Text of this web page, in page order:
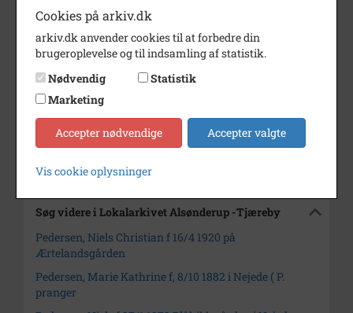
Årstal
1949
Dateringsnote
1949
Fotograf
Ukendt
Arkiv
Lokalarkivet Alsønderup -
Tjæreby
Kontakt arkivet
Søg videre i Lokalarkivet Alsønderup -Tjæreby
Pedersen, Niels Christian f 16/4 1920 på
Ærtelandsgården
Pedersen, Marie Kathrine f, 8/10 1882 i Nejede ( P.
pranger
Cookies på arkiv.dk
arkiv.dk anvender cookies til at forbedre din
brugeroplevelse og til indsamling af statistik.
Nødvendig
Statistik
Marketing
Accepter nødvendige Accepter valgte
Vis cookie oplysninger